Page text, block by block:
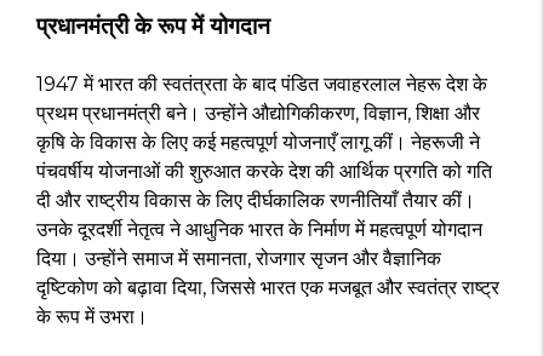
प्रधानमंत्री के रूप में योगदान
1947 में भारत की स्वतंत्रता के बाद पंडित जवाहरलाल नेहरू देश के
प्रथम प्रधानमंत्री बने। उन्होंने औद्योगिकीकरण, विज्ञान, शिक्षा और
कृषि के विकास के लिए कई महत्वपूर्ण योजनाएँ लागू कीं। नेहरूजी ने
पंचवर्षीय योजनाओं की शुरुआत करके देश की आर्थिक प्रगति को गति
दी और राष्ट्रीय विकास के लिए दीर्घकालिक रणनीतियाँ तैयार कीं।
उनके दूरदर्शी नेतृत्व ने आधुनिक भारत के निर्माण में महत्वपूर्ण योगदान
दिया। उन्होंने समाज में समानता, रोजगार सृजन और वैज्ञानिक
दृष्टिकोण को बढ़ावा दिया, जिससे भारत एक मजबूत और स्वतंत्र राष्ट्र
के रूप में उभरा।